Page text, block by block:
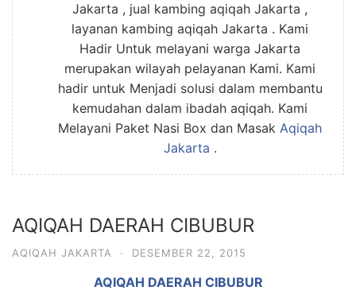
Jakarta , jual kambing aqiqah Jakarta ,
layanan kambing aqiqah Jakarta . Kami
Hadir Untuk melayani warga Jakarta
merupakan wilayah pelayanan Kami. Kami
hadir untuk Menjadi solusi dalam membantu
kemudahan dalam ibadah aqiqah. Kami
Melayani Paket Nasi Box dan Masak Aqiqah
Jakarta .
AQIQAH DAERAH CIBUBUR
AQIQAH JAKARTA · DESEMBER 22, 2015
AQIQAH DAERAH CIBUBUR